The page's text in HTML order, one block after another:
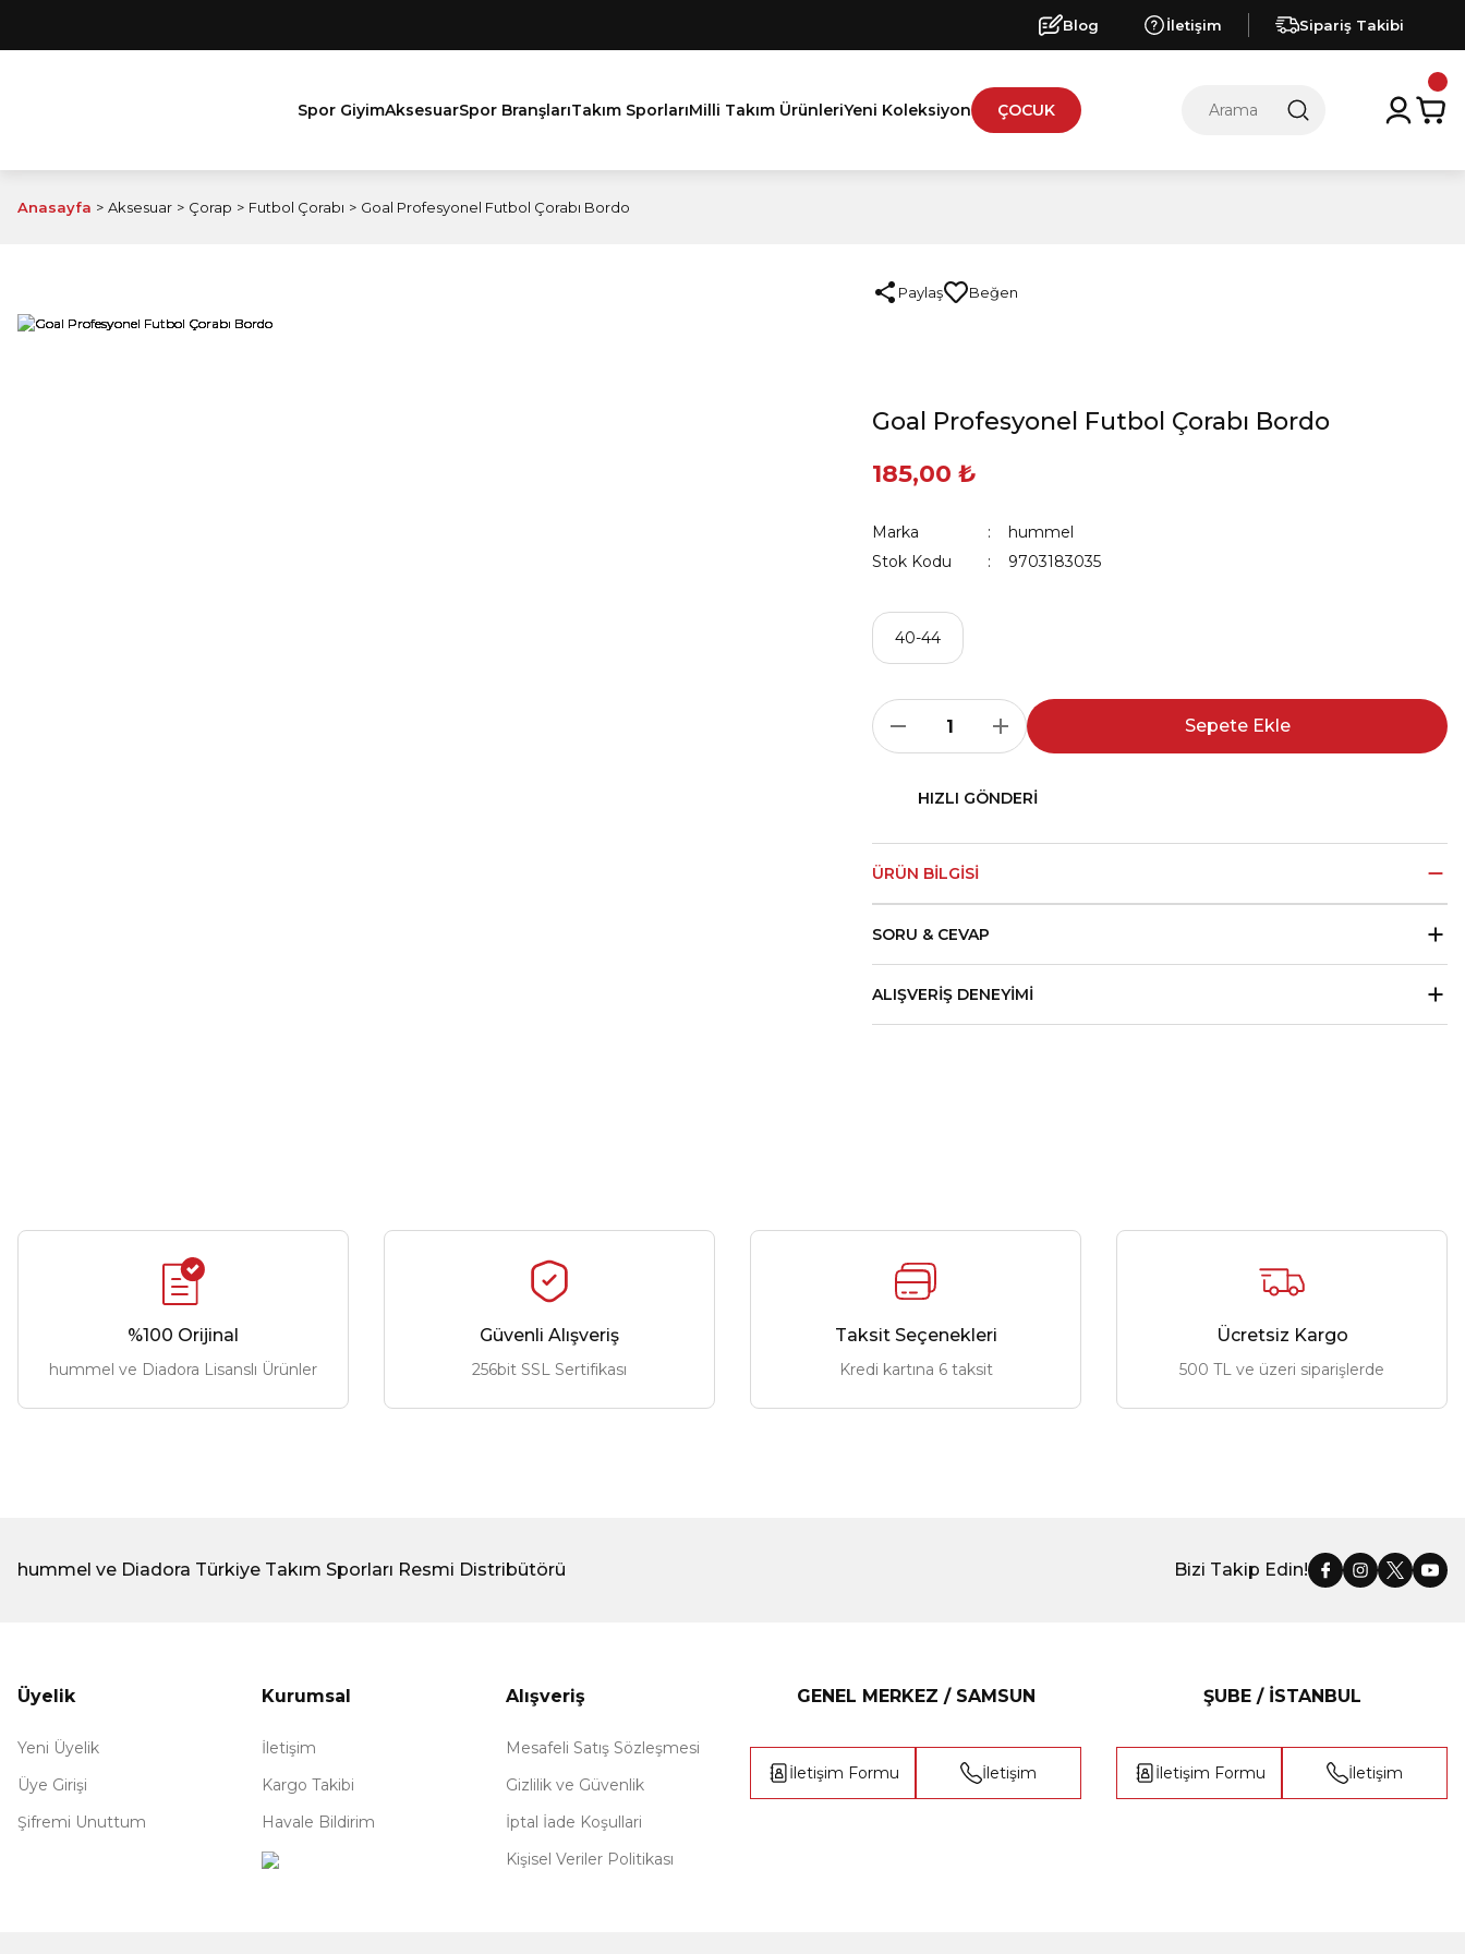
Blog İletişim Sipariş Takibi
Spor GiyimAksesuarSpor BranşlarıTakım SporlarıMilli Takım ÜrünleriYeni Koleksiyon ÇOCUK
Anasayfa Aksesuar Çorap Futbol Çorabı Goal Profesyonel Futbol Çorabı Bordo
Paylaş
Goal Profesyonel Futbol Çorabı Bordo
185,00 ₺
Marka
hummel
Stok Kodu
9703183035
40-44
Sepete Ekle
HIZLI GÖNDERI
ÜRÜN BILGISI
SORU & CEVAP
ALIŞVERIŞ DENEYIMI
%100 Orijinal
hummel ve Diadora Lisanslı Ürünler
Güvenli Alışveriş
256bit SSL Sertifikası
Taksit Seçenekleri
Kredi kartına 6 taksit
Ücretsiz Kargo
500 TL ve üzeri siparişlerde
hummel ve Diadora Türkiye Takım Sporları Resmi Distribütörü Bizi Takip Edin!
Üyelik
Yeni Üyelik
Üye Girişi
Şifremi Unuttum
Kurumsal
İletişim
Kargo Takibi
Havale Bildirim
Alışveriş
Mesafeli Satış Sözleşmesi
Gizlilik ve Güvenlik
İptal İade Koşullari
Kişisel Veriler Politikası
GENEL MERKEZ / SAMSUN
İletişim Formu İletişim
ŞUBE / İSTANBUL
İletişim Formu İletişim